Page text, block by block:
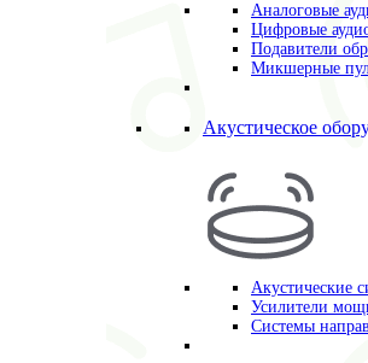
Аналоговые
Цифровые
Подавители
Микшерные
Акустическое
Акустические
Усилители
Системы